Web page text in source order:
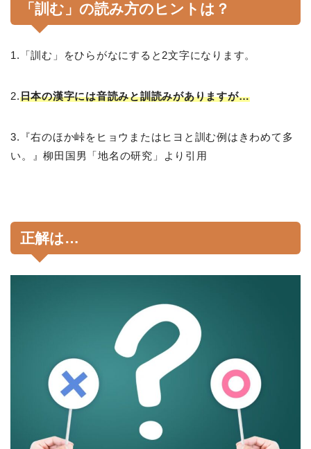
「訓む」の読み方のヒントは？
1.「訓む」をひらがなにすると2文字になります。
2.日本の漢字には音読みと訓読みがありますが…
3.『右のほか峠をヒョウまたはヒヨと訓む例はきわめて多
い。』柳田国男「地名の研究」より引用
正解は…